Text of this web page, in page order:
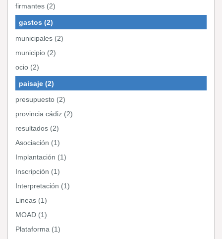
firmantes (2)
gastos (2)
municipales (2)
municipio (2)
ocio (2)
paisaje (2)
presupuesto (2)
provincia cádiz (2)
resultados (2)
Asociación (1)
Implantación (1)
Inscripción (1)
Interpretación (1)
Lineas (1)
MOAD (1)
Plataforma (1)